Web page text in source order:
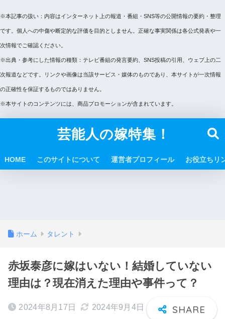
※本記事の扱い：内容はインターネット上の報道・番組・SNS等の公開情報の要約・整理
です。個人への中傷や断定的な評価を目的としません。正確な事実関係は各公式発表や一
次情報でご確認ください。
※出典・参考にした情報の種類：テレビ番組の発言要約、SNS投稿の引用、ウェブ上の二
次報道などです。リンクや画像は当該サービス・媒体のものであり、本サイトが一次情報
の正確性を保証するものではありません。
※本サイトのコンテンツには、商品プロモーションが含まれています。
芸能人の嫁特集！
HOME このサイトについて 運営者プロフィール お役立ちリ
ホーム タレント
赤坂泰彦に嫁はいない！結婚していない
理由は？現在消えた理由や事件って？
2024年8月17日 2024年9月4日